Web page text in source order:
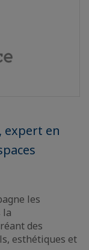
expert en
les
la
des
esthétiques et